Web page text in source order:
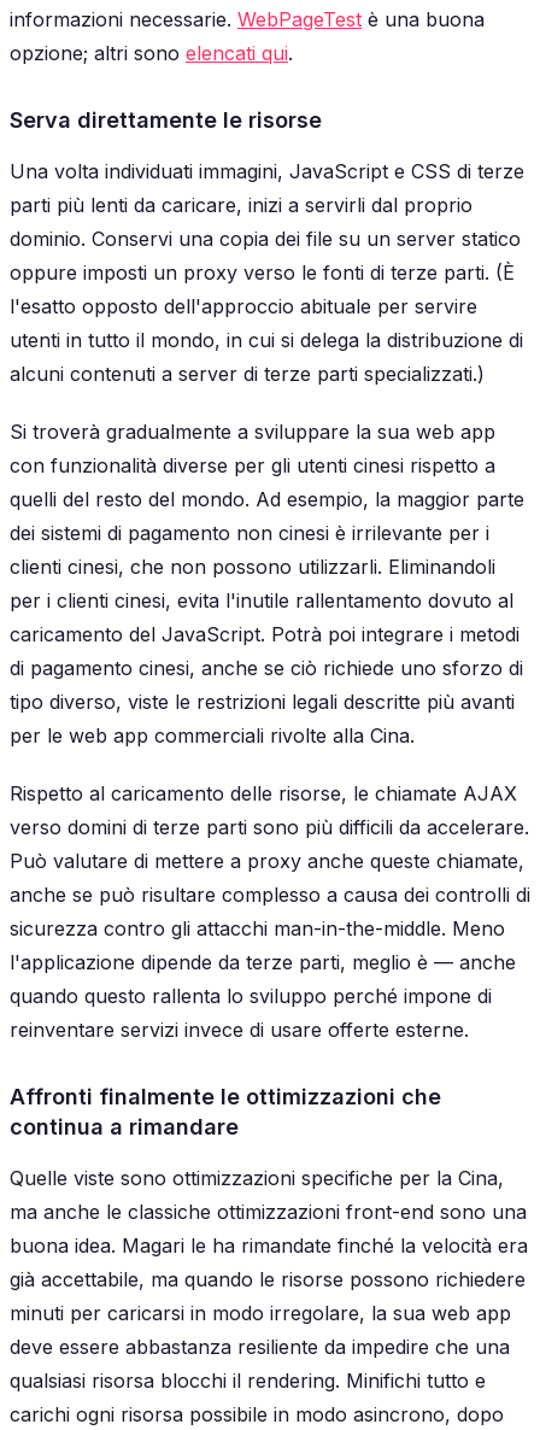
informazioni necessarie. WebPageTest è una buona
opzione; altri sono elencati qui.
Serva direttamente le risorse
Una volta individuati immagini, JavaScript e CSS di terze
parti più lenti da caricare, inizi a servirli dal proprio
dominio. Conservi una copia dei file su un server statico
oppure imposti un proxy verso le fonti di terze parti. (È
l'esatto opposto dell'approccio abituale per servire
utenti in tutto il mondo, in cui si delega la distribuzione di
alcuni contenuti a server di terze parti specializzati.)
Si troverà gradualmente a sviluppare la sua web app
con funzionalità diverse per gli utenti cinesi rispetto a
quelli del resto del mondo. Ad esempio, la maggior parte
dei sistemi di pagamento non cinesi è irrilevante per i
clienti cinesi, che non possono utilizzarli. Eliminandoli
per i clienti cinesi, evita l'inutile rallentamento dovuto al
caricamento del JavaScript. Potrà poi integrare i metodi
di pagamento cinesi, anche se ciò richiede uno sforzo di
tipo diverso, viste le restrizioni legali descritte più avanti
per le web app commerciali rivolte alla Cina.
Rispetto al caricamento delle risorse, le chiamate AJAX
verso domini di terze parti sono più difficili da accelerare.
Può valutare di mettere a proxy anche queste chiamate,
anche se può risultare complesso a causa dei controlli di
sicurezza contro gli attacchi man-in-the-middle. Meno
l'applicazione dipende da terze parti, meglio è — anche
quando questo rallenta lo sviluppo perché impone di
reinventare servizi invece di usare offerte esterne.
Affronti finalmente le ottimizzazioni che
continua a rimandare
Quelle viste sono ottimizzazioni specifiche per la Cina,
ma anche le classiche ottimizzazioni front-end sono una
buona idea. Magari le ha rimandate finché la velocità era
già accettabile, ma quando le risorse possono richiedere
minuti per caricarsi in modo irregolare, la sua web app
deve essere abbastanza resiliente da impedire che una
qualsiasi risorsa blocchi il rendering. Minifichi tutto e
carichi ogni risorsa possibile in modo asincrono, dopo